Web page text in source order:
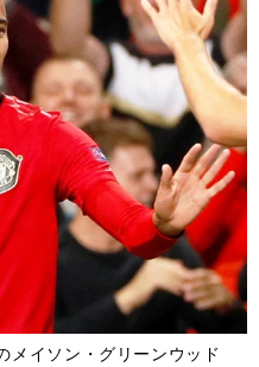
メイソン・グリーンウッド